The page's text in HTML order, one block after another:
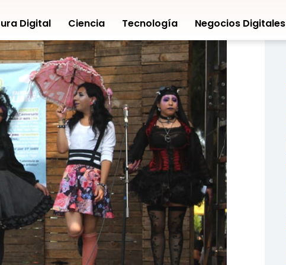
Digital Ciencia Tecnología Negocios Digitales